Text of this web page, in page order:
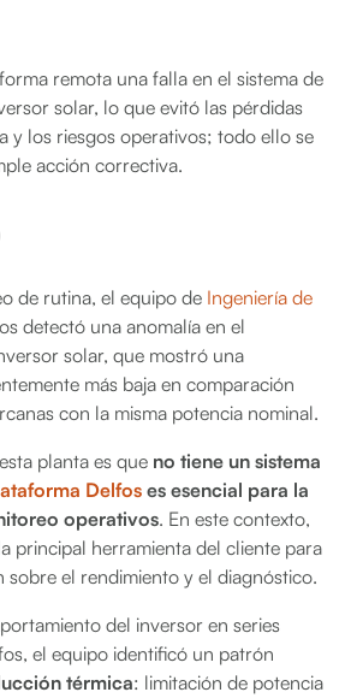
remota una falla en el sistema de
solar, lo que evitó las pérdidas
y los riesgos operativos; todo ello se
acción correctiva.
de rutina, el equipo de Ingeniería de
detectó una anomalía en el
solar, que mostró una
más baja en comparación
con la misma potencia nominal.
planta es que no tiene un sistema
Delfos es esencial para la
operativos. En este contexto,
principal herramienta del cliente para
el rendimiento y el diagnóstico.
del inversor en series
el equipo identificó un patrón
térmica: limitación de potencia